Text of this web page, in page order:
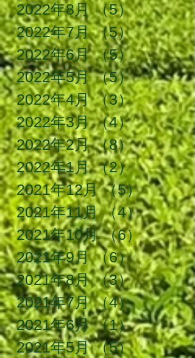
2022年8月 （5）5件の記事
2022年7月 （5）5件の記事
2022年6月 （5）5件の記事
2022年5月 （5）5件の記事
2022年4月 （3）3件の記事
2022年3月 （4）4件の記事
2022年2月 （8）8件の記事
2022年1月 （2）2件の記事
2021年12月 （5）5件の記
2021年11月 （4）4件の記
2021年10月 （6）6件の記
2021年9月 （6）6件の記事
2021年8月 （3）3件の記事
2021年7月 （4）4件の記事
2021年6月 （1）1件の記事
2021年5月 （5）5件の記事